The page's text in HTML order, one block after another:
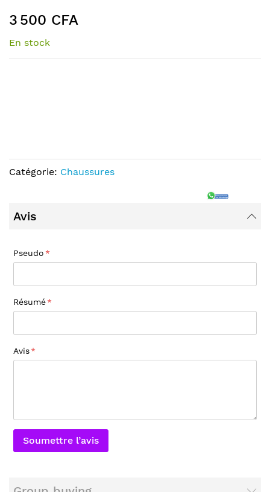
gallery
the
beginning
of
3 500 CFA
En stock
Catégorie: Chaussures
Avis
Pseudo
Résumé
Avis
Soumettre l’avis